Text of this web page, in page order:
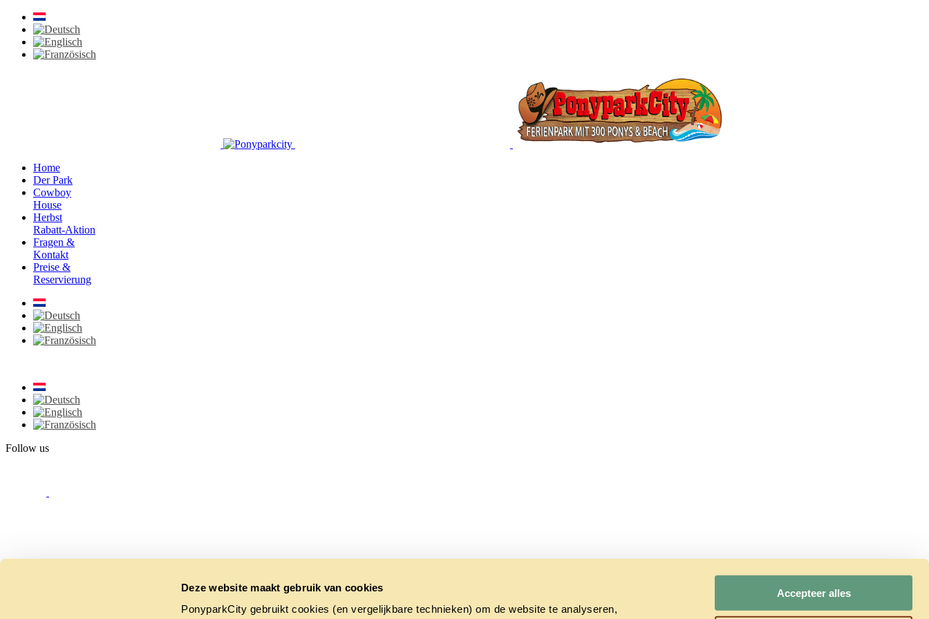
Deze website maakt gebruik van cookies
PonyparkCity gebruikt cookies (en vergelijkbare technieken) om de website te analyseren,
Accepteer alles
Home
Der Park
Cowboy
House
Herbst
Rabatt-Aktion
Fragen &
Kontakt
Preise &
Reservierung
Follow us